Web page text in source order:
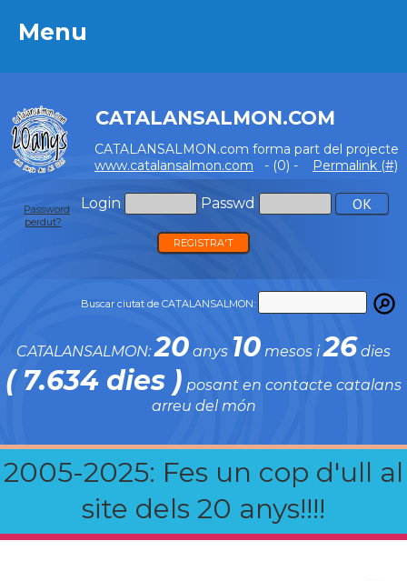
Menu
CATALANSALMON.COM
CATALANSALMON.com forma part del projecte
www.catalansalmon.com - (0) - Permalink (#)
Login Passwd
Password
perdut?
REGISTRA'T
Buscar ciutat de CATALANSALMON:
CATALANSALMON:20 anys 10 mesos i26 dies
( 7.634 dies ) posant en contacte catalans
arreu del món
2005-2025: Fes un cop d'ull al
site dels 20 anys!!!!
Menu